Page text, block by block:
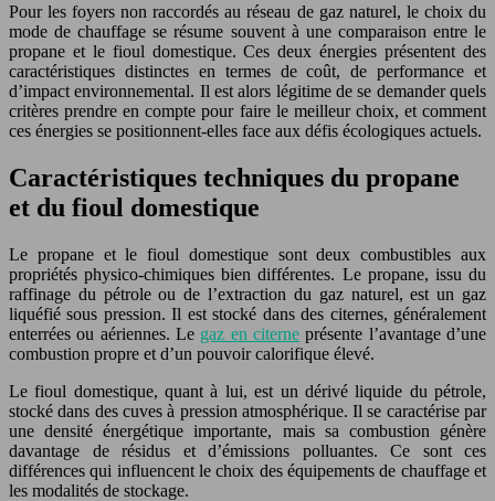
Pour les foyers non raccordés au réseau de gaz naturel, le choix du
mode de chauffage se résume souvent à une comparaison entre le
propane et le fioul domestique. Ces deux énergies présentent des
caractéristiques distinctes en termes de coût, de performance et
d’impact environnemental. Il est alors légitime de se demander quels
critères prendre en compte pour faire le meilleur choix, et comment
ces énergies se positionnent-elles face aux défis écologiques actuels.
Caractéristiques techniques du propane
et du fioul domestique
Le propane et le fioul domestique sont deux combustibles aux
propriétés physico-chimiques bien différentes. Le propane, issu du
raffinage du pétrole ou de l’extraction du gaz naturel, est un gaz
liquéfié sous pression. Il est stocké dans des citernes, généralement
enterrées ou aériennes. Le gaz en citerne présente l’avantage d’une
combustion propre et d’un pouvoir calorifique élevé.
Le fioul domestique, quant à lui, est un dérivé liquide du pétrole,
stocké dans des cuves à pression atmosphérique. Il se caractérise par
une densité énergétique importante, mais sa combustion génère
davantage de résidus et d’émissions polluantes. Ce sont ces
différences qui influencent le choix des équipements de chauffage et
les modalités de stockage.